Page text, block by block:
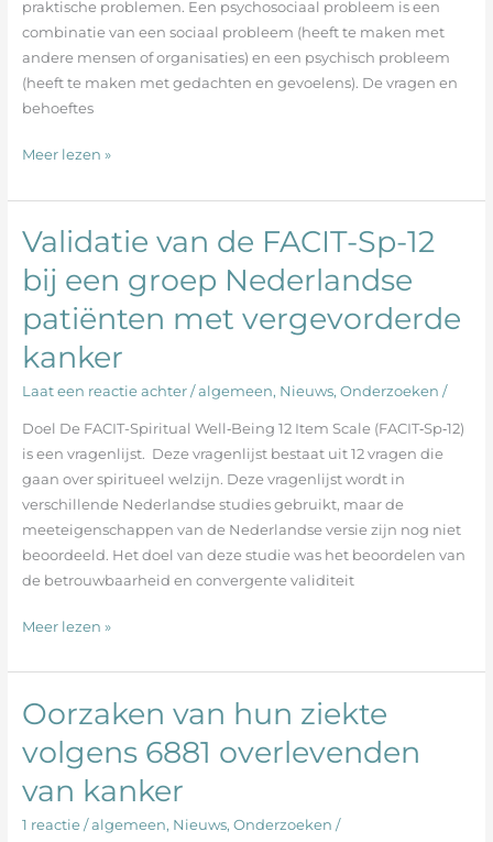
praktische problemen. Een psychosociaal probleem is een
combinatie van een sociaal probleem (heeft te maken met
andere mensen of organisaties) en een psychisch probleem
(heeft te maken met gedachten en gevoelens). De vragen en
behoeftes
Meer lezen »
Validatie van de FACIT-Sp-12
bij een groep Nederlandse
patiënten met vergevorderde
kanker
Laat een reactie achter /algemeen, Nieuws, Onderzoeken /
Doel De FACIT-Spiritual Well‐Being 12 Item Scale (FACIT‐Sp‐12)
is een vragenlijst. Deze vragenlijst bestaat uit 12 vragen die
gaan over spiritueel welzijn. Deze vragenlijst wordt in
verschillende Nederlandse studies gebruikt, maar de
meeteigenschappen van de Nederlandse versie zijn nog niet
beoordeeld. Het doel van deze studie was het beoordelen van
de betrouwbaarheid en convergente validiteit
Validatie
de
FACIT-
Sp-
12
bij
groep
Nederlandse
patiënten
met
vergevorderde
kanker
Meer lezen »
Oorzaken van hun ziekte
volgens 6881 overlevenden
van kanker
1 reactie /algemeen, Nieuws, Onderzoeken /
Oorzaken
van
hun
ziekte
volgens
6881